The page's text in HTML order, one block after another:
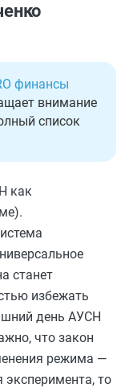
финансы
внимание
список
как
станет
избежать
день АУСН
что закон
режима —
то